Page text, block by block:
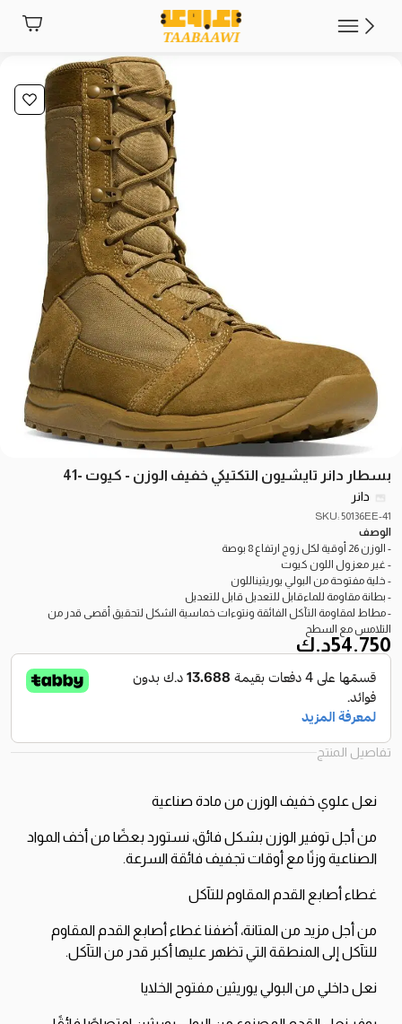
بسطار دانر تايشيون التكتيكي خفيف الوزن - كيوت -41
دانر
SKU: 50136EE-41
الوصف
- الوزن 26 أوقية لكل زوج ارتفاع 8 بوصة
- غير معزول اللون كيوت
- خلية مفتوحة من البولي يوريثيناللون
- بطانة مقاومة للماءقابل للتعديل قابل للتعديل
- مطاط لمقاومة التآكل الفائقة ونتوءات خماسية الشكل لتحقيق أقصى قدر من
التلامس مع السطح
54.750د.ك
تفاصيل المنتج
نعل علوي خفيف الوزن من مادة صناعية
من أجل توفير الوزن بشكل فائق، نستورد بعضًا من أخف المواد
الصناعية وزنًا مع أوقات تجفيف فائقة السرعة.
غطاء أصابع القدم المقاوم للتآكل
من أجل مزيد من المتانة، أضفنا غطاء أصابع القدم المقاوم
للتآكل إلى المنطقة التي تظهر عليها أكبر قدر من التآكل.
نعل داخلي من البولي يوريثين مفتوح الخلايا